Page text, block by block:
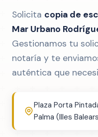
Solicita copia de
Mar Urbano
Gestionamos tu
notaría y te
auténtica que
Plaza Porta
Palma (Illes